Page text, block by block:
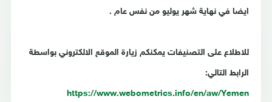
ايضا في نهاية شهر يوليو من نفس عام .
للاطلاع على التصنيفات يمكنكم زيارة الموقع الالكتروني بواسطة
الرابط التالي:
https://www.webometrics.info/en/aw/Yemen